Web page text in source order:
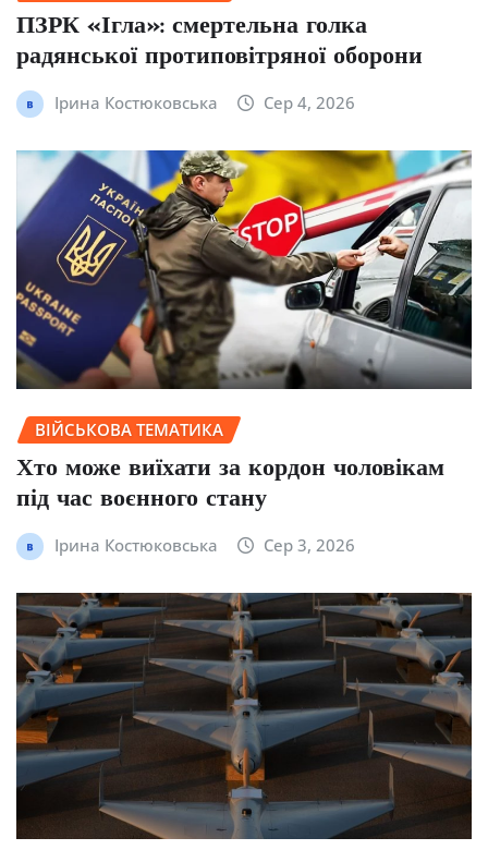
ПЗРК «Ігла»: смертельна голка
радянської протиповітряної оборони
Ірина Костюковська Сер 4, 2026
ВІЙСЬКОВА ТЕМАТИКА
Хто може виїхати за кордон чоловікам
під час воєнного стану
Ірина Костюковська Сер 3, 2026